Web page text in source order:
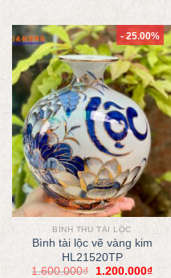
- 25.00%
BÌNH THU TÀI LỘC
Bình tài lộc vẽ vàng kim
HL21520TP
1.600.000₫ 1.200.000₫